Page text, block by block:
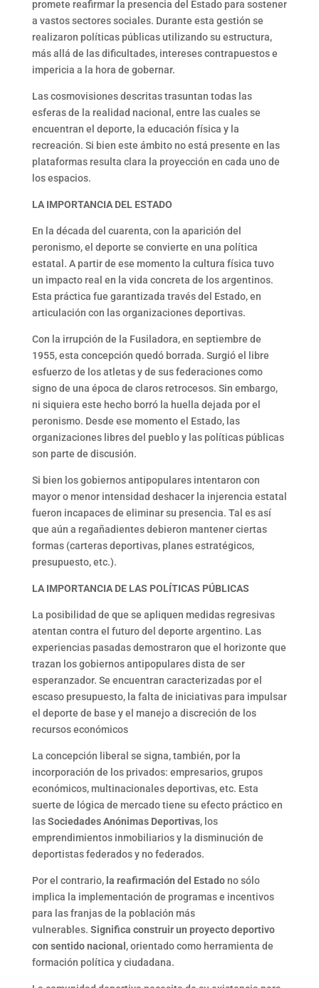
promete reafirmar la presencia del Estado para sostener
a vastos sectores sociales. Durante esta gestión se
realizaron políticas públicas utilizando su estructura,
más allá de las dificultades, intereses contrapuestos e
impericia a la hora de gobernar.
Las cosmovisiones descritas trasuntan todas las
esferas de la realidad nacional, entre las cuales se
encuentran el deporte, la educación física y la
recreación. Si bien este ámbito no está presente en las
plataformas resulta clara la proyección en cada uno de
los espacios.
LA IMPORTANCIA DEL ESTADO
En la década del cuarenta, con la aparición del
peronismo, el deporte se convierte en una política
estatal. A partir de ese momento la cultura física tuvo
un impacto real en la vida concreta de los argentinos.
Esta práctica fue garantizada través del Estado, en
articulación con las organizaciones deportivas.
Con la irrupción de la Fusiladora, en septiembre de
1955, esta concepción quedó borrada. Surgió el libre
esfuerzo de los atletas y de sus federaciones como
signo de una época de claros retrocesos. Sin embargo,
ni siquiera este hecho borró la huella dejada por el
peronismo. Desde ese momento el Estado, las
organizaciones libres del pueblo y las políticas públicas
son parte de discusión.
Si bien los gobiernos antipopulares intentaron con
mayor o menor intensidad deshacer la injerencia estatal
fueron incapaces de eliminar su presencia. Tal es así
que aún a regañadientes debieron mantener ciertas
formas (carteras deportivas, planes estratégicos,
presupuesto, etc.).
LA IMPORTANCIA DE LAS POLÍTICAS PÚBLICAS
La posibilidad de que se apliquen medidas regresivas
atentan contra el futuro del deporte argentino. Las
experiencias pasadas demostraron que el horizonte que
trazan los gobiernos antipopulares dista de ser
esperanzador. Se encuentran caracterizadas por el
escaso presupuesto, la falta de iniciativas para impulsar
el deporte de base y el manejo a discreción de los
recursos económicos
La concepción liberal se signa, también, por la
incorporación de los privados: empresarios, grupos
económicos, multinacionales deportivas, etc. Esta
suerte de lógica de mercado tiene su efecto práctico en
lasSociedades Anónimas Deportivas, los
emprendimientos inmobiliarios y la disminución de
deportistas federados y no federados.
Por el contrario, la reafirmación del Estadono sólo
implica la implementación de programas e incentivos
para las franjas de la población más
vulnerables. Significa construir un proyecto deportivo
con sentido nacional , orientado como herramienta de
formación política y ciudadana.